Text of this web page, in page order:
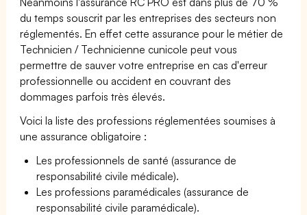
du temps souscrit par les entreprises des secteurs non
réglementés. En effet cette assurance pour le métier de
Technicien / Technicienne cunicole peut vous
permettre de sauver votre entreprise en cas d'erreur
professionnelle ou accident en couvrant des
dommages parfois très élevés.
Voici la liste des professions réglementées soumises à
une assurance obligatoire :
Les professionnels de santé (assurance de
responsabilité civile médicale).
Les professions paramédicales (assurance de
responsabilité civile paramédicale).